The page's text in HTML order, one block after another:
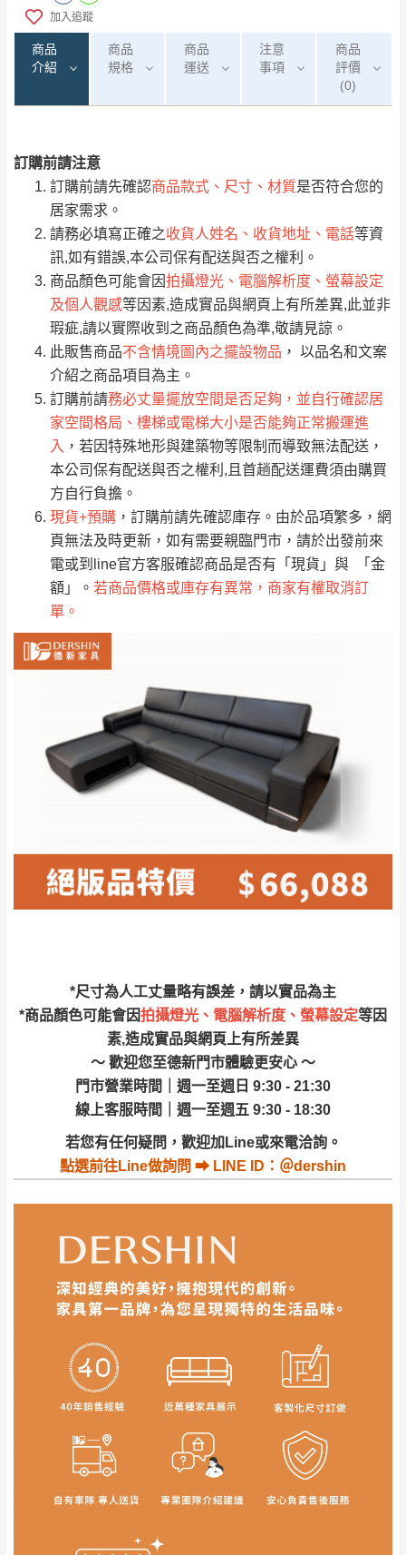
加入追蹤
商品
介紹
商品
規格
商品
運送
注意
事項
商品
評價
(0)
訂購前請注意
訂購前請先確認商品款式、尺寸、材質是否符合您的
居家需求。
請務必填寫正確之收貨人姓名、收貨地址、電話等資
訊,如有錯誤,本公司保有配送與否之權利。
商品顏色可能會因拍攝燈光、電腦解析度、螢幕設定
及個人觀感等因素,造成實品與網頁上有所差異,此並非
瑕疵,請以實際收到之商品顏色為準,敬請見諒。
此販售商品不含情境圖內之擺設物品 ， 以品名和文案
介紹之商品項目為主。
訂購前請務必丈量擺放空間是否足夠，並自行確認居
家空間格局、樓梯或電梯大小是否能夠正常搬運進
入 ，若因特殊地形與建築物等限制而導致無法配送，
本公司保有配送與否之權利,且首趟配送運費須由購買
方自行負擔。
現貨+預購 ，訂購前請先確認庫存。由於品項繁多，網
頁無法及時更新，如有需要親臨門市，請於出發前來
電或到line官方客服確認商品是否有「現貨」與 「金
額」。 若商品價格或庫存有異常，商家有權取消訂
單。
*尺寸為人工丈量略有誤差，請以實品為主
*商品顏色可能會因拍攝燈光、電腦解析度、螢幕設定等因
素,造成實品與網頁上有所差異
～ 歡迎您至德新門市體驗更安心 ～
門市營業時間｜週一至週日 9:30 - 21:30
線上客服時間｜週一至週五 9:30 - 18:30
若您有任何疑問，歡迎加Line或來電洽詢。
點選前往Line做詢問 ⮕ LINE ID：＠dershin
運 費 說 明
運送地區 運送費用
偏遠地區
（請先線上詢問 LINE
→@dershin ）
桃園
免 運
費
復興鄉
新竹
峨眉鄉、五峰鄉、
橫山、北埔鄉、尖
石鄉、寶山鄉山
區、新埔山區、芎
里
台北 無
峽山區、石碇、坪
林、福隆、淡水山
區、北投湖山路、
深坑山區
$ 9,000以上：免
NT$500元
＊A108產品另收運費
NT$500元
＊A108產品另收運費
安鄉、大湖鄉、頭
屋、獅潭鄉
配送天數：5~14天
到貨時間：指定送貨日當天以電話聯絡確認
｜周（一）配送部門固定公休無送貨｜
台北市、新北市地區固定每周(三)、(日)兩天收送貨
暫無配送地區：彰化、南投、雲林、嘉義、台南、高
雄、屏東、宜蘭、 花蓮、台東、金門、馬祖、澎湖地區
（可於LINE線上詢問 →@dershin）
加收說明
。
注意事項：
由於品項繁多，網頁無法及時更新，如有需
要購買商品，請於出發前來電或到「官方
Line客服」來信確認商品是否有「現貨」與
「金額」。
若商品價格或庫存有異常，商家有權取消訂
單。部分網路商品恕無法更改原設計或客製，敬請
見諒！
接單後二日內(不含例假日)，我們客服會與您
電話聯絡或E-Mail通知確認訂單。
（線上客
服 LINE → @dershin）
下單前先詢問是否現貨 ，若未詢問下單後無
現貨我們客服會再來電或E-Mail與您聯絡
（洽詢方式請搜尋 Line ID → @dershin）
運送範圍：限定北至基隆，南至苗栗，偏遠
地區恕無法提供運送 (詳見運送規章)。
配送範圍：
苗栗至基隆；其它地區暫不開放，如因特殊
地型限制(山區、鄉、鎮、村)、樓梯太小、無
法搬運上樓等因素，導致無法配送，
保有出貨的權利。
保護物流人員的工作安全，賣家無提供吊掛
服務，若需以吊車或其他的吊掛方式吊運，
費用將由買方自行支付。
因大型傢俱有組裝、配送的問題，並非一般
快速到貨商品，無法指定特定時間送達，司
天在家等貨，以節省您的寶貴時間。
由於百貨公司配送較為不易，故暫無法配送
發票寄送：
若您選擇三聯式或索取兩聯式發票，發票將於商品
完成出貨15個工作天另行寄出，另外約加上2~7個
工作天內送達，如遇國定假日將順延寄送。
退換貨說明：
若收到不良品，請於到貨日起七日內通知本
公司客服人員，我們將為您更換新品，運費
皆由本站負責，所有退回及換貨之商品必須
是全新狀態且完整包裝，床墊、床包、枕頭
包裝、廠商紙及所有附隨文件或資料之完整
貨。
由於透過電腦螢幕選購商品，可能會因個人
電腦螢幕的設定色差或解析度等因素， 與實
際商品的顏色、質感稍有不同，如因此而需
退換貨，
需自付來回運費及人資成本，請您
訂購前詳加確認。(包含商品尺寸是否合適)。
訂購前請確認商品尺寸，大型物件因為人工
丈量，難免會有些許誤差值(約正負0.5CM)
內通知客服人員(Line@ ID：
0/5 (0)筆
全部 依評論高至低排列
依評論低至高排列 只顯示附上圖片
只顯示附上評論